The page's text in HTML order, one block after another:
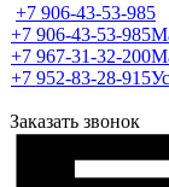
+7 906-43-53-985
+7 906-43-53-985
+7 967-31-32-200
+7 952-83-28-915
Заказать звонок